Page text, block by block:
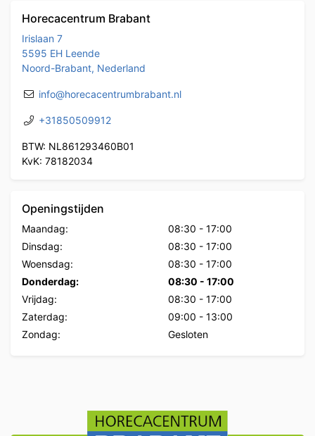
Horecacentrum Brabant
Irislaan 7
5595 EH Leende
Noord-Brabant, Nederland
info@horecacentrumbrabant.nl
+31850509912
BTW: NL861293460B01
KvK: 78182034
Openingstijden
Maandag: 08:30 - 17:00
Dinsdag:
08:30 - 17:00
Woensdag:
08:30 - 17:00
Donderdag:
08:30 - 17:00
Vrijdag:
08:30 - 17:00
Zaterdag:
09:00 - 13:00
Zondag:
Gesloten